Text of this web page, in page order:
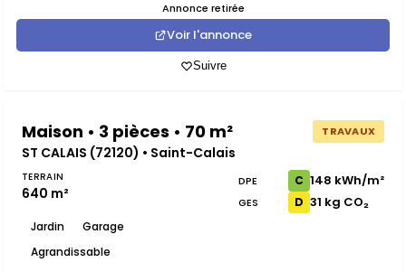
Annonce retirée
Voir l'annonce
Suivre
Maison • 3 pièces • 70 m² TRAVAUX
ST CALAIS (72120) • Saint-Calais
TERRAIN
640 m²
Jardin
Garage
Agrandissable
DPE C 148 kWh/m²
GES D 31 kg CO₂